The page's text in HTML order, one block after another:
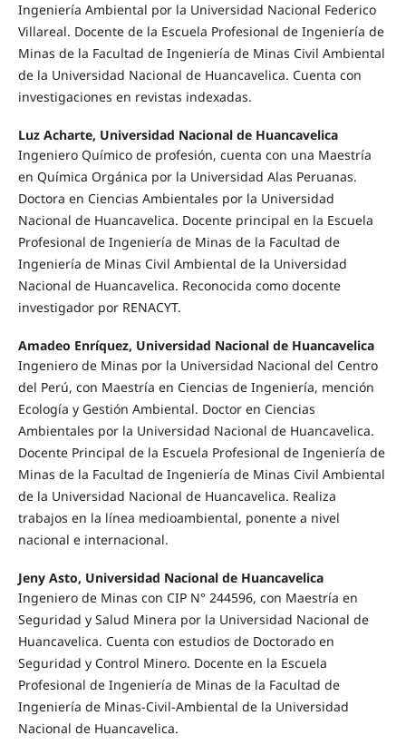
Ingeniería Ambiental por la Universidad Nacional Federico
Villareal. Docente de la Escuela Profesional de Ingeniería de
Minas de la Facultad de Ingeniería de Minas Civil Ambiental
de la Universidad Nacional de Huancavelica. Cuenta con
investigaciones en revistas indexadas.
Luz Acharte, Universidad Nacional de Huancavelica
Ingeniero Químico de profesión, cuenta con una Maestría
en Química Orgánica por la Universidad Alas Peruanas.
Doctora en Ciencias Ambientales por la Universidad
Nacional de Huancavelica. Docente principal en la Escuela
Profesional de Ingeniería de Minas de la Facultad de
Ingeniería de Minas Civil Ambiental de la Universidad
Nacional de Huancavelica. Reconocida como docente
investigador por RENACYT.
Amadeo Enríquez, Universidad Nacional de Huancavelica
Ingeniero de Minas por la Universidad Nacional del Centro
del Perú, con Maestría en Ciencias de Ingeniería, mención
Ecología y Gestión Ambiental. Doctor en Ciencias
Ambientales por la Universidad Nacional de Huancavelica.
Docente Principal de la Escuela Profesional de Ingeniería de
Minas de la Facultad de Ingeniería de Minas Civil Ambiental
de la Universidad Nacional de Huancavelica. Realiza
trabajos en la línea medioambiental, ponente a nivel
nacional e internacional.
Jeny Asto, Universidad Nacional de Huancavelica
Ingeniero de Minas con CIP N° 244596, con Maestría en
Seguridad y Salud Minera por la Universidad Nacional de
Huancavelica. Cuenta con estudios de Doctorado en
Seguridad y Control Minero. Docente en la Escuela
Profesional de Ingeniería de Minas de la Facultad de
Ingeniería de Minas-Civil-Ambiental de la Universidad
Nacional de Huancavelica.